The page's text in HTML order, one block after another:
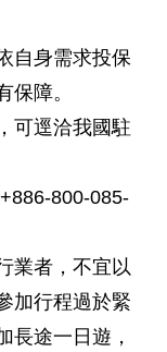
自身需求投保
保障。
可逕洽我國駐
800-085-
業者，不宜以
加行程過於緊
長途一日遊，